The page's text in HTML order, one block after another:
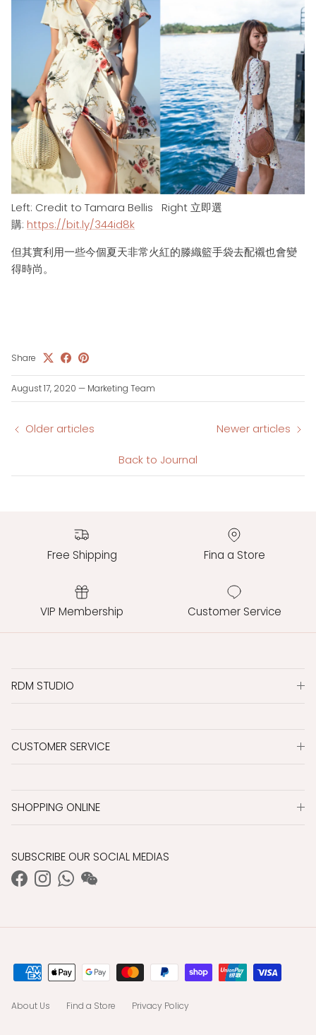
Left: Credit to Tamara Bellis Right立即選
購: https://bit.ly/344id8k
但其實利用一些今個夏天非常火紅的滕織籃手袋去配襯也會變
得時尚。
Share
August 17, 2020 — Marketing Team
Older articles
Back to Journal
Newer articles
Free Shipping Fina a Store
VIP Membership Customer Service
RDM STUDIO
CUSTOMER SERVICE
SHOPPING ONLINE
SUBSCRIBE OUR SOCIAL MEDIAS
Facebook
Instagram
WhatsApp
WeChat
About Us Find a Store Privacy Policy